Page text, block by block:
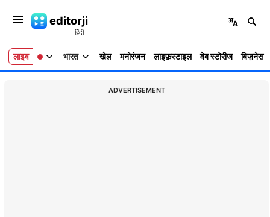
editorji
लाइव भारत खेल मनोरंजन लाइफ़स्टाइल वेब स्टोरीज बिज़नेस
ADVERTISEMENT